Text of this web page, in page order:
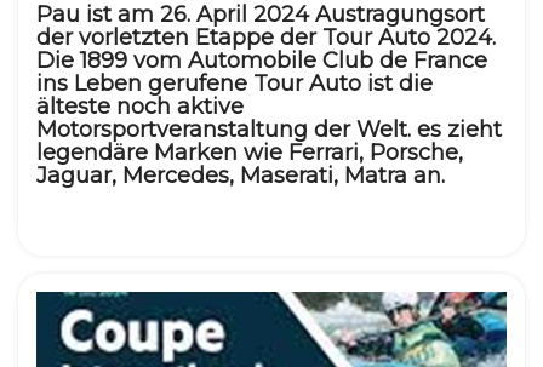
Pau ist am 26. April 2024 Austragungsort
der vorletzten Etappe der Tour Auto 2024.
Die 1899 vom Automobile Club de France
ins Leben gerufene Tour Auto ist die
älteste noch aktive
Motorsportveranstaltung der Welt. es zieht
legendäre Marken wie Ferrari, Porsche,
Jaguar, Mercedes, Maserati, Matra an.